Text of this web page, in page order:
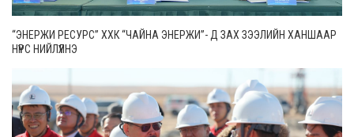
“ЭНЕРЖИ РЕСУРС” ХХК “ЧАЙНА ЭНЕРЖИ”- Д ЗАХ ЗЭЭЛИЙН ХАНШААР
НҮҮРС НИЙЛҮҮЛНЭ